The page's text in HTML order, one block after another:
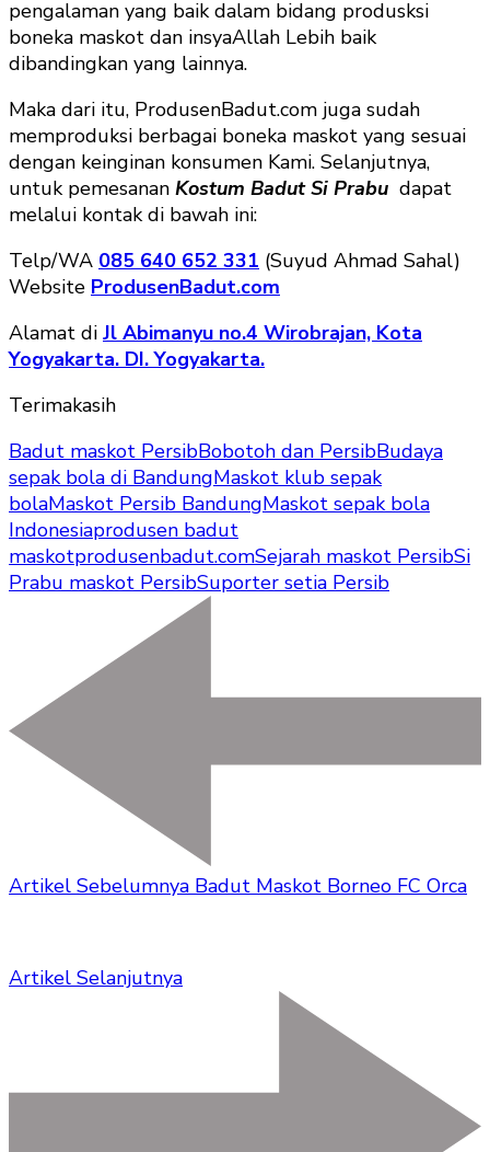
pengalaman yang baik dalam bidang produsksi
boneka maskot dan insyaAllah Lebih baik
dibandingkan yang lainnya.
Maka dari itu, ProdusenBadut.com juga sudah
memproduksi berbagai boneka maskot yang sesuai
dengan keinginan konsumen Kami. Selanjutnya,
untuk pemesanan Kostum Badut Si Prabu dapat
melalui kontak di bawah ini:
Telp/WA 085 640 652 331 (Suyud Ahmad Sahal)
Website ProdusenBadut.com
Alamat di Jl Abimanyu no.4 Wirobrajan, Kota
Yogyakarta. DI. Yogyakarta.
Terimakasih
Badut maskot PersibBobotoh dan PersibBudaya
sepak bola di BandungMaskot klub sepak
bolaMaskot Persib BandungMaskot sepak bola
Indonesiaprodusen badut
maskotprodusenbadut.comSejarah maskot PersibSi
Prabu maskot PersibSuporter setia Persib
Artikel Sebelumnya Badut Maskot Borneo FC Orca
Artikel Selanjutnya